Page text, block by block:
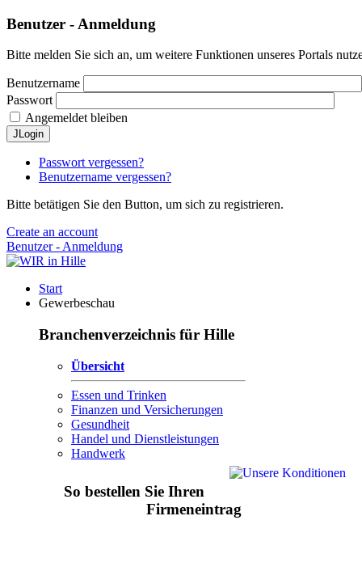
Benutzer - Anmeldung
Bitte melden Sie sich an, um weitere Funktionen unseres Portals
Benutzername
Passwort
Angemeldet bleiben
JLogin
Passwort vergessen?
Benutzername vergessen?
Bitte betätigen Sie den Button, um sich zu registrieren.
Create an account
Benutzer - Anmeldung
Start
Gewerbeschau
Branchenverzeichnis für Hille
Übersicht
Essen und Trinken
Finanzen und Versicherungen
Gesundheit
Handel und Dienstleistungen
Handwerk
So bestellen Sie Ihren
Firmeneintrag